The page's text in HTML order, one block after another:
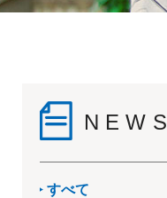
NEWS
すべて